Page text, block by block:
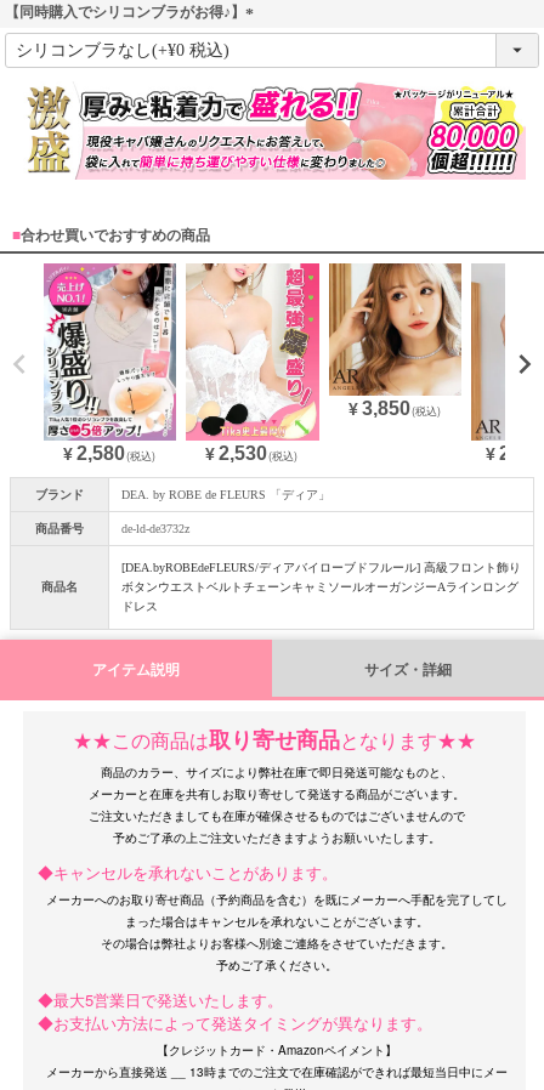
OriginalBrand
【同時購入でシリコンブラがお得♪】
(
)
■合わせ買いでおすすめの商品
¥ 2,580(税込) ¥ 2,530(税込)
¥3,850(税込)
¥
ブランド DEA. by ROBE de FLEURS 「ディア」
商品番号 de-ld-de3732z
商品名
[DEA.byROBEdeFLEURS/ディアバイローブドフルール] 高級フロント飾り
ボタンウエストベルトチェーンキャミソールオーガンジーAラインロング
ドレス
アイテム説明 サイズ・詳細
★★この商品は取り寄せ商品となります★★
商品のカラー、サイズにより弊社在庫で即日発送可能なものと、
メーカーと在庫を共有しお取り寄せして発送する商品がございます。
ご注文いただきましても在庫が確保させるものではございませんので
◆キャンセルを承れないことがあります。
メーカーへのお取り寄せ商品（予約商品を含む）を既にメーカーへ手配を完了してし
まった場合はキャンセルを承れないことがございます。
その場合は弊社よりお客様へ別途ご連絡をさせていただきます。
◆最大5営業日で発送いたします。
◆お支払い方法によって発送タイミングが異なります。
【クレジットカード・Amazonペイメント】
メーカーから直接発送 __ 13時までのご注文で在庫確認ができれば最短当日中にメー